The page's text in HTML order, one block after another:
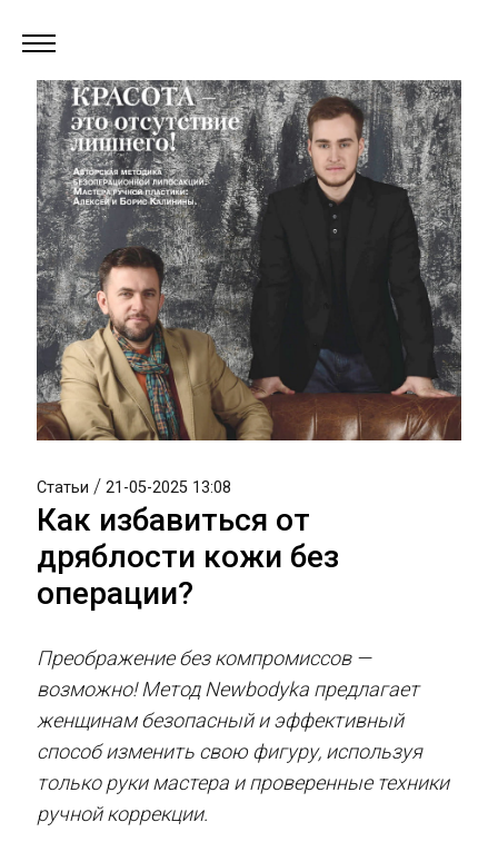
Статьи / 21-05-2025 13:08
Как избавиться от
дряблости кожи без
операции?
Преображение без компромиссов —
возможно! Метод Newbodyka предлагает
женщинам безопасный и эффективный
способ изменить свою фигуру, используя
только руки мастера и проверенные техники
ручной коррекции.